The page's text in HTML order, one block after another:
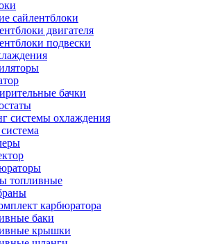
сайлентблоки
двигателя
подвески
бачки
системы охлаждения
топливные
карбюратора
баки
крышки